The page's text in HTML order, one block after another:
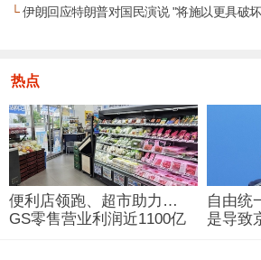
└伊朗回应特朗普对国民演说 "将施以更具破
热点
便利店领跑、超市助力…
GS零售营业利润近1100亿
自由统
是导致